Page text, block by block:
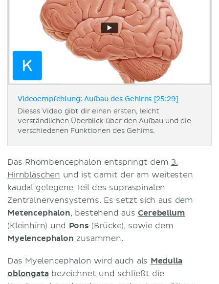
Videoempfehlung: Aufbau des Gehirns [25:29]
Dieses Video gibt dir einen ersten, leicht
verständlichen Überblick über den Aufbau und die
verschiedenen Funktionen des Gehirns.
Das Rhombencephalon entspringt dem 3.
Hirnbläschen und ist damit der am weitesten
kaudal gelegene Teil des supraspinalen
Zentralnervensystems. Es setzt sich aus dem
Metencephalon, bestehend ausCerebellum
(Kleinhirn) und Pons (Brücke), sowie dem
Myelencephalon zusammen.
Das Myelencephalon wird auch als Medulla
oblongata bezeichnet und schließt die